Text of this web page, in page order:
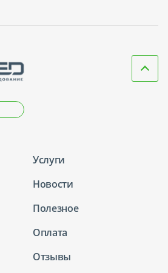
Услуги
Новости
Полезное
Оплата
Отзывы